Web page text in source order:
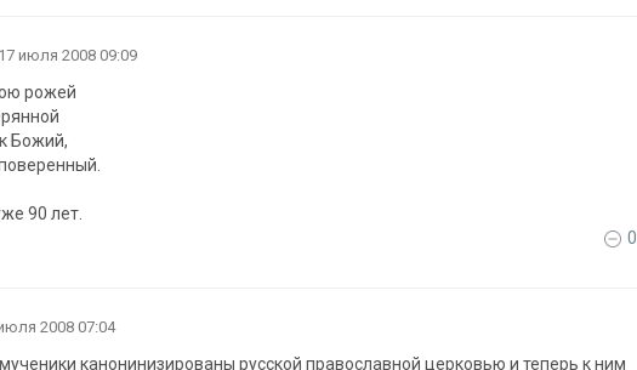
17 июля 2008 09:09
рожей
Божий,
90 лет.
0
2008 07:04
канонинизированы русской православной церковью и теперь к ним